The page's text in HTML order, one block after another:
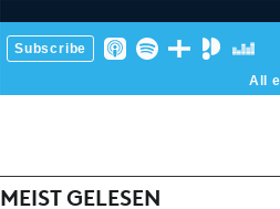
MEIST GELESEN